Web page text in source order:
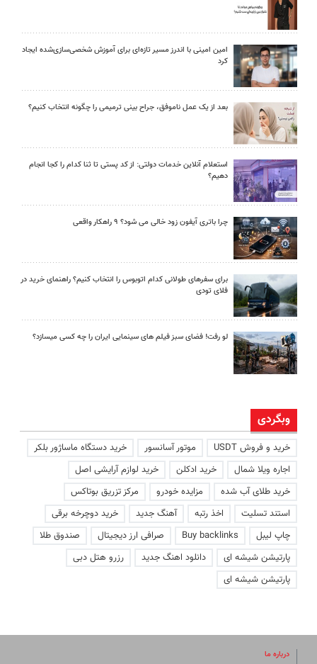
امین امینی با اندرز مسیر تازه‌ای برای آموزش شخصی‌سازی‌شده ایجاد
کرد
بعد از یک عمل ناموفق، جراح بینی ترمیمی را چگونه انتخاب کنیم؟
استعلام آنلاین خدمات دولتی: از کد پستی تا ثنا کدام را کجا انجام
دهیم؟
چرا باتری آیفون زود خالی می شود؟ ۹ راهکار واقعی
برای سفرهای طولانی کدام اتوبوس را انتخاب کنیم؟ راهنمای خرید در
فلای تودی
لو رفت! فضای سبز فیلم های سینمایی ایران را چه کسی میسازد؟
وبگردی
خرید و فروش USDT موتور آسانسور
خرید دستگاه ماساژور بلکر
اجاره ویلا شمال
خرید ادکلن
خرید لوازم آرایشی اصل
خرید طلای آب شده
مزایده خودرو
مرکز تزریق بوتاکس
استند تسلیت
اخذ رتبه آهنگ جدید
خرید دوچرخه برقی
چاپ لیبل
Buy backlinks صرافی ارز دیجیتال
صندوق طلا
پارتیشن شیشه ای
دانلود اهنگ جدید
رزرو هتل دبی
پارتیشن شیشه ای
درباره ما